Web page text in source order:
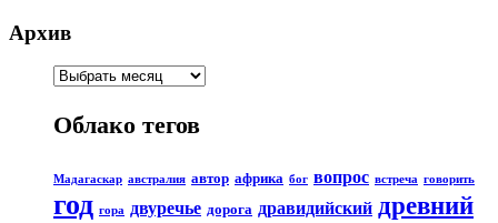
Архив
Облако тегов
Мадагаскар австралия автор африка бог вопрос встреча говорить
год гора двуречье дорога дравидийский древний